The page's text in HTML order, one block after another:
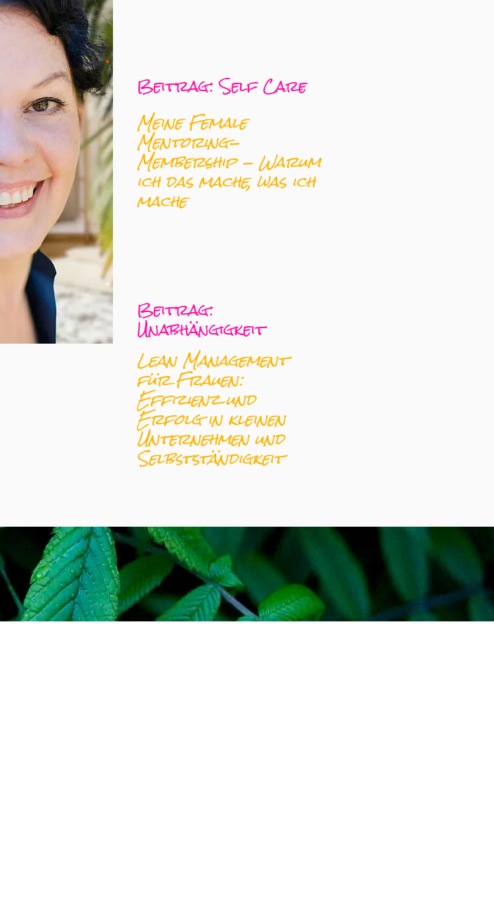
Beitrag: Self Care
Meine Female
Mentoring-
Membership - Warum
ich das mache, was ich
mache
Beitrag:
Unabhängigkeit
Lean Management
für Frauen:
Effizienz und
Erfolg in kleinen
Unternehmen und
Selbstständigkeit